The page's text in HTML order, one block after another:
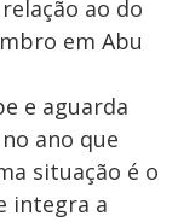
ao do
em Abu
e aguarda
ano que
situação é o
integra a